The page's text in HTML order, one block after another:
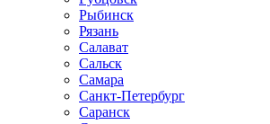
Рыбинск
Рязань
Салават
Сальск
Самара
Санкт-Петербург
Саранск